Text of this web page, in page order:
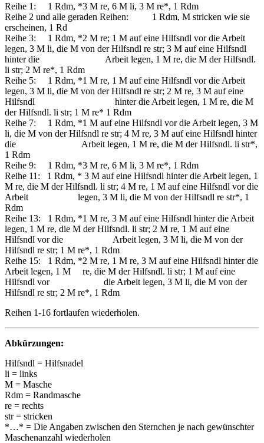
Reihe 1: 1 Rdm, *3 M re, 6 M li, 3 M re*, 1 Rdm
Reihe 2 und alle geraden Reihen: 1 Rdm, M stricken wie sie
erscheinen, 1 Rd
Reihe 3: 1 Rdm, *2 M re; 1 M auf eine Hilfsndl vor die Arbeit
legen, 3 M li, die M von der Hilfsndl re str; 3 M auf eine Hilfsndl
hinter die Arbeit legen, 1 M re, die M der Hilfsndl.
li str; 2 M re*, 1 Rdm
Reihe 5: 1 Rdm, *1 M re, 1 M auf eine Hilfsndl vor die Arbeit
legen, 3 M li, die M von der Hilfsndl re str; 2 M re, 3 M auf eine
Hilfsndl hinter die Arbeit legen, 1 M re, die M
der Hilfsndl. li str; 1 M re* 1 Rdm
Reihe 7: 1 Rdm, *1 M auf eine Hilfsndl vor die Arbeit legen, 3 M
li, die M von der Hilfsndl re str; 4 M re, 3 M auf eine Hilfsndl hinter
die Arbeit legen, 1 M re, die M der Hilfsndl. li str*,
1 Rdm
Reihe 9: 1 Rdm, *3 M re, 6 M li, 3 M re*, 1 Rdm
Reihe 11: 1 Rdm, * 3 M auf eine Hilfsndl hinter die Arbeit legen, 1
M re, die M der Hilfsndl. li str; 4 M re, 1 M auf eine Hilfsndl vor die
Arbeit legen, 3 M li, die M von der Hilfsndl re str*, 1
Rdm
Reihe 13: 1 Rdm, *1 M re, 3 M auf eine Hilfsndl hinter die Arbeit
legen, 1 M re, die M der Hilfsndl. li str; 2 M re, 1 M auf eine
Hilfsndl vor die Arbeit legen, 3 M li, die M von der
Hilfsndl re str; 1 M re*, 1 Rdm
Reihe 15: 1 Rdm, *2 M re, 1 M re, 3 M auf eine Hilfsndl hinter die
Arbeit legen, 1 M re, die M der Hilfsndl. li str; 1 M auf eine
Hilfsndl vor die Arbeit legen, 3 M li, die M von der
Hilfsndl re str; 2 M re*, 1 Rdm
Reihen 1-16 fortlaufen wiederholen.
Abkürzungen:
Hilfsndl = Hilfsnadel
li = links
M = Masche
Rdm = Randmasche
re = rechts
str = stricken
*…* = Die Angaben zwischen den Sternchen je nach gewünschter
Maschenanzahl wiederholen